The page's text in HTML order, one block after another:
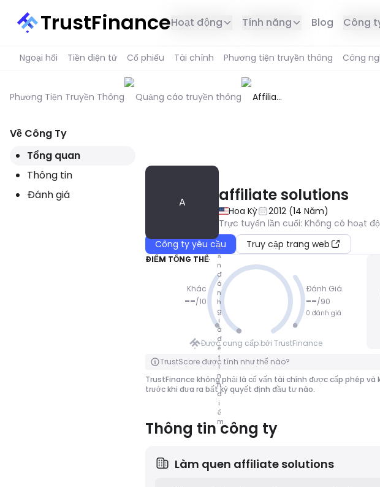
TrustFinanceHoạt động Tính năng Blog Công
Ngoại hối Tiền điện tử Cổ phiếu Tài chính Phương tiện truyền thông Công
Phương Tiện Truyền Thông Quảng cáo truyền thông
Affiliate
Về Công Ty
Tổng quan
Thông tin
Đánh giá
A affiliate solutions
Hoa Kỳ 2012 (14 Năm)
Trực tuyến lần cuối: Không có hoạt
Công ty yêu cầu
Truy cập trang web
ĐIỂM TỔNG THỂ
Khác
--/10
C
ầ
n
đ
á
n
h
g
i
á
đ
ể
t
í
n
h
đ
i
ể
m
KHÔNG Đ
IỂM
Nhấp để lật
Đánh Giá
--/90
0 đánh giá
Được cung cấp bởi TrustFinance
TrustScore được tính như thế nào?
TrustFinance không phải là cố vấn tài chính được cấp phép
trước khi đưa ra bất kỳ quyết định đầu tư nào.
Thông tin công ty
Làm quen affiliate solutions